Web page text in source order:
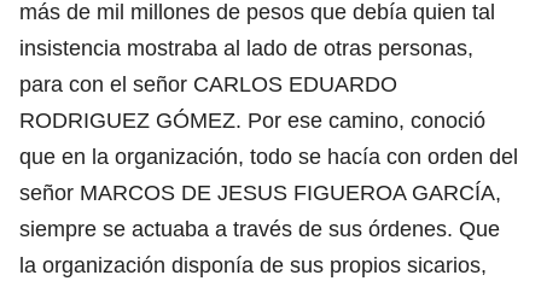
más de mil millones de pesos que debía quien tal
insistencia mostraba al lado de otras personas,
para con el señor CARLOS EDUARDO
RODRIGUEZ GÓMEZ. Por ese camino, conoció
que en la organización, todo se hacía con orden del
señor MARCOS DE JESUS FIGUEROA GARCÍA,
siempre se actuaba a través de sus órdenes. Que
la organización disponía de sus propios sicarios,